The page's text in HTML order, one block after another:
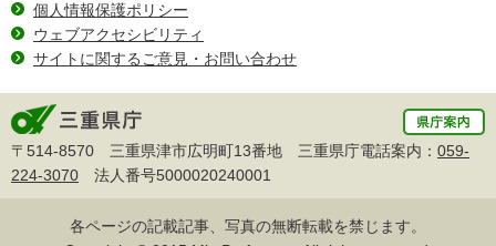
個人情報保護ポリシー
ウェブアクセシビリティ
サイトに関するご意見・お問い合わせ
〒514-8570 三重県津市広明町13番地 三重県庁電話案内： 059-
224-3070 法人番号5000020240001
各ページの記載記事、写真の無断転載を禁じます。